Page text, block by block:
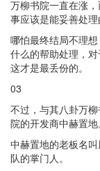
万柳书院一直在涨
事应该是能妥善处理
哪怕最终结局不理
什么的帮助处理，
这才是最丢份的。
03
不过，与其八卦万
院的开发商中赫置地
中赫置地的老板名
队的掌门人。